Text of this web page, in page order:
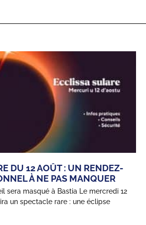
DU 12 AOÛT : UN RENDEZ-
À NE PAS MANQUER
sera masqué à Bastia Le mercredi 12
un spectacle rare : une éclipse